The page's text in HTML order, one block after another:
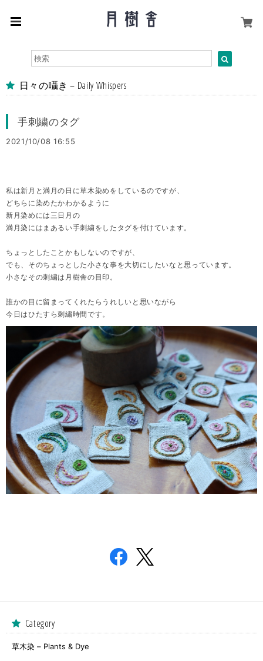
日々の囁き – Daily Whispers
手刺繍のタグ
2021/10/08 16:55
私は新月と満月の日に草木染めをしているのですが、
どちらに染めたかわかるように
新月染めには三日月の
満月染にはまあるい手刺繍をしたタグを付けています。
ちょっとしたことかもしないのですが、
でも、そのちょっとした小さな事を大切にしたいなと思っています。
小さなその刺繍は月樹舎の目印。
誰かの目に留まってくれたらうれしいと思いながら
今日はひたすら刺繍時間です。
Category
草木染 – Plants & Dye